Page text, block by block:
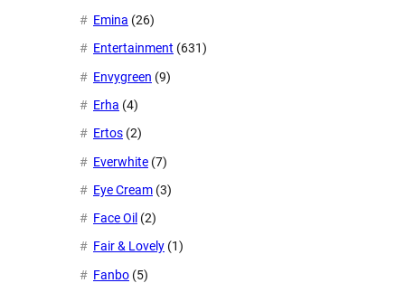
Emina (26)
Entertainment (631)
Envygreen (9)
Erha (4)
Ertos (2)
Everwhite (7)
Eye Cream (3)
Face Oil (2)
Fair & Lovely (1)
Fanbo (5)